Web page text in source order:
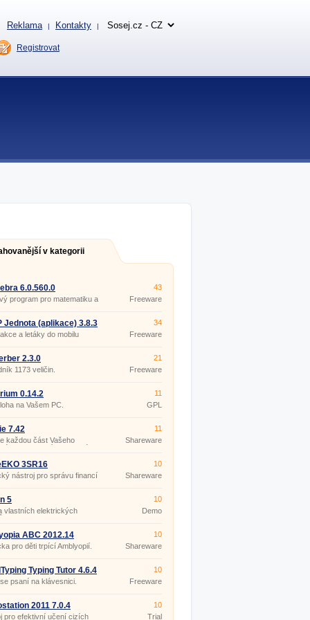
v kategorii
6.0.560.0
program pro matematiku a
43
Freeware
Jednota (aplikace) 3.8.3
a letáky do mobilu
34
Freeware
2.3.0
1173 veličin.
21
Freeware
0.14.2
na Vašem PC.
11
GPL
7.42
každou část Vašeho
sportovního a silového
11
Shareware
3SR16
nástroj pro správu financí
10
Shareware
5
vlastních elektrických
10
Demo
ABC 2012.14
pro děti trpící Amblyopií.
10
Shareware
Typing Tutor 4.6.4
psaní na klávesnici.
10
Freeware
2011 7.0.4
pro efektivní učení cizích
10
Trial
Reklama | Kontakty |
Registrovat